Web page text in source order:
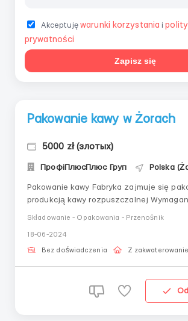
Akceptujęwarunki korzystania i
prywatności
Zapisz się
Pakowanie kawy w Żorach
5000 zł (злотых)
ПрофіПлюсПлюс Груп Polska
Pakowanie kawy Fabryka zajmuje się pakowaniem i
produkcją kawy rozpuszczalnej Wymagani pracownicy:
Kobiety do 55. roku życiaZatrudnienie na
Kawowa 3 Zatrudnienie: Myszków,
następnie kierowca zabierze na
Składowanie - Opakowania - Przenośnik
18-06-2024
Bez doświadczenia Z